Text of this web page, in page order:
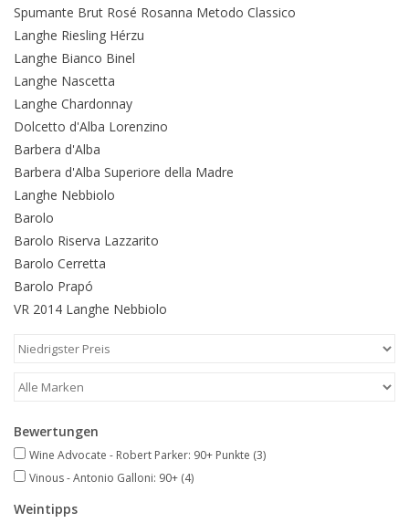
Spumante Brut Rosé Rosanna Metodo Classico
Langhe Riesling Hérzu
Langhe Bianco Binel
Langhe Nascetta
Langhe Chardonnay
Dolcetto d'Alba Lorenzino
Barbera d'Alba
Barbera d'Alba Superiore della Madre
Langhe Nebbiolo
Barolo
Barolo Riserva Lazzarito
Barolo Cerretta
Barolo Prapó
VR 2014 Langhe Nebbiolo
Bewertungen
Wine Advocate - Robert Parker: 90+ Punkte (3)
Vinous - Antonio Galloni: 90+ (4)
Weintipps